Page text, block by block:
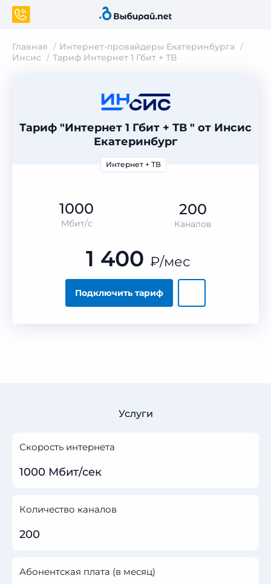
Главная
Интернет-провайдеры Екатеринбурга
Инсис
Тариф Интернет 1 Гбит + ТВ
Тариф "Интернет 1 Гбит + ТВ " от Инсис
Екатеринбург
Интернет + ТВ
1000
Мбит/с
200
Каналов
Подключить тариф
1 400 ₽/мес
Услуги
Скорость интернета
1000 Мбит/сек
Количество каналов
200
Абонентская плата (в месяц)